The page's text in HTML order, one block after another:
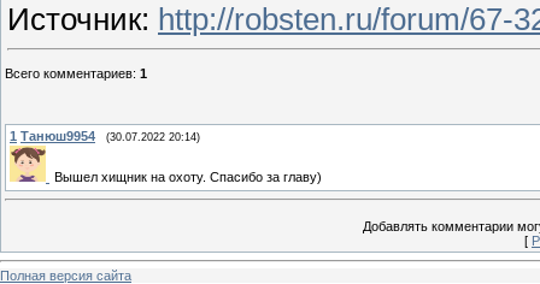
Источник: http://robsten.ru/forum/67-
Всего комментариев: 1
1 Танюш9954 (30.07.2022 20:14)
Вышел хищник на охоту. Спасибо за главу)
Добавлять комментарии
[
Полная версия сайта